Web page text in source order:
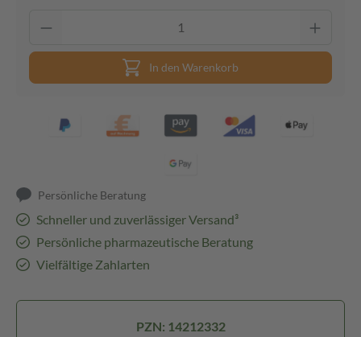
In den Warenkorb
Persönliche Beratung
Schneller und zuverlässiger Versand³
Persönliche pharmazeutische Beratung
Vielfältige Zahlarten
PZN: 14212332